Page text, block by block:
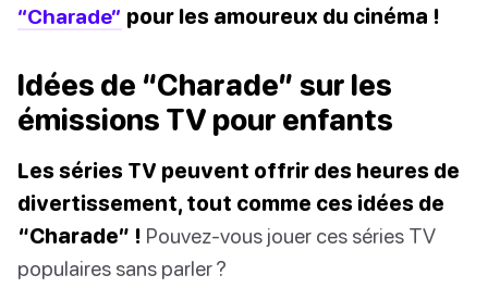
“Charade” pour les amoureux du cinéma !
Idées de “Charade” sur les
émissions TV pour enfants
Les séries TV peuvent offrir des heures de
divertissement, tout comme ces idées de
“Charade” ! Pouvez-vous jouer ces séries TV
populaires sans parler ?